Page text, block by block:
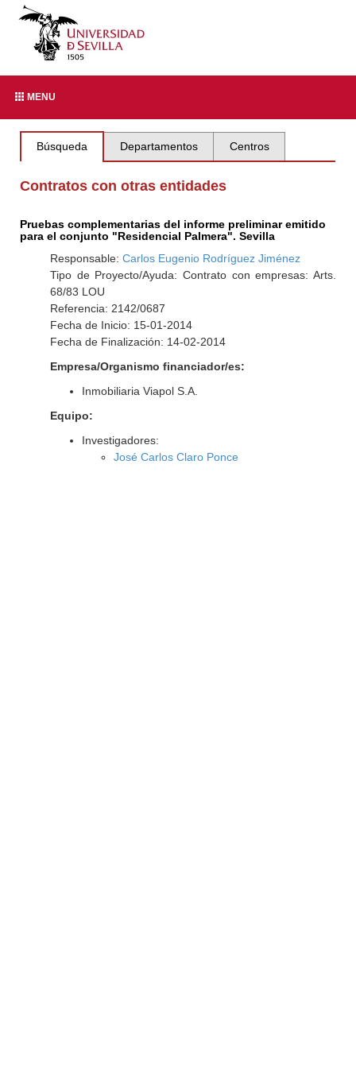
MENU
Búsqueda Departamentos Centros
Contratos con otras entidades
Pruebas complementarias del informe preliminar emitido
para el conjunto "Residencial Palmera". Sevilla
Responsable: Carlos Eugenio Rodríguez Jiménez
Tipo de Proyecto/Ayuda: Contrato con empresas: Arts.
68/83 LOU
Referencia: 2142/0687
Fecha de Inicio: 15-01-2014
Fecha de Finalización: 14-02-2014
Empresa/Organismo financiador/es:
Inmobiliaria Viapol S.A.
Equipo:
Investigadores:
José Carlos Claro Ponce